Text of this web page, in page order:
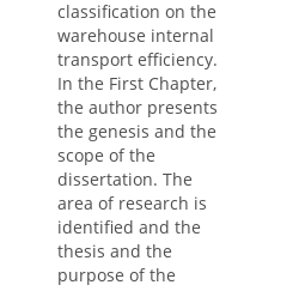
classification on the
warehouse internal
transport efficiency.
In the First Chapter,
the author presents
the genesis and the
scope of the
dissertation. The
area of research is
identified and the
thesis and the
purpose of the